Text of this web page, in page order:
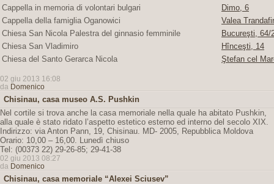
Cappella in memoria di volontari bulgari
Dimo, 6
Cappella della famiglia Oganowici
Valea
Chiesa San Nicola Palestra del ginnasio femminile
Bucureşti, 64/
Chiesa San Vladimiro
Hînceşti, 14
Chiesa del Santo Gerarca Nicola
Ştefan cel
02 giu 2013 16:08
da Domenico
Chisinau, casa museo A.S. Pushkin
Nel cortile si trova anche la casa memoriale nella quale ha abitato Pushkin,
alla quale è stato ridato l’aspetto estetico esterno ed interno del secolo XIX.
Indirizzo: via Anton Pann, 19, Chisinau. MD- 2005, Repubblica Moldova
Orario: 10,00 – 16,00. Lunedì chiuso
Tel: (00373 22) 29-26-85; 29-41-38
02 giu 2013 08:27
da Domenico
Chisinau, casa memoriale “Alexei Sciusev”